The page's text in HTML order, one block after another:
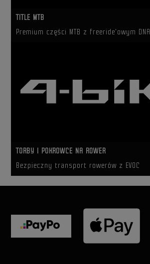
TITLE MTB
Premium części MTB z freeride'owym DNA
TORBY I POKROWCE NA ROWER
Bezpieczny transport rowerów z EVOC